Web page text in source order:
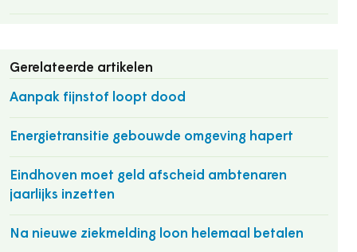
Gerelateerde artikelen
Aanpak fijnstof loopt dood
Energietransitie gebouwde omgeving hapert
Eindhoven moet geld afscheid ambtenaren
jaarlijks inzetten
Na nieuwe ziekmelding loon helemaal betalen